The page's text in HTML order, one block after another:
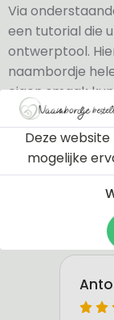
Via
een tutorial die
ontwerptool.
naambordje
eigen smaak
Bekijk de
Deze
mogelijke